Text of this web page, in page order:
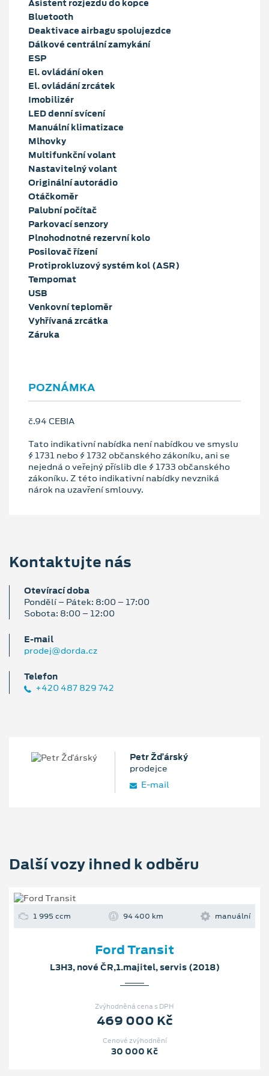
Asistent rozjezdu do kopce
Bluetooth
Deaktivace airbagu spolujezdce
Dálkové centrální zamykání
ESP
El. ovládání oken
El. ovládání zrcátek
Imobilizér
LED denní svícení
Manuální klimatizace
Mlhovky
Multifunkční volant
Nastavitelný volant
Originální autorádio
Otáčkoměr
Palubní počítač
Parkovací senzory
Plnohodnotné rezervní kolo
Posilovač řízení
Protiprokluzový systém kol (ASR)
Tempomat
USB
Venkovní teploměr
Vyhřívaná zrcátka
Záruka
POZNÁMKA
č.94 CEBIA
Tato indikativní nabídka není nabídkou ve smyslu
§ 1731 nebo § 1732 občanského zákoníku, ani se
nejedná o veřejný příslib dle § 1733 občanského
zákoníku. Z této indikativní nabídky nevzniká
nárok na uzavření smlouvy.
Kontaktujte nás
Otevírací doba
Pondělí – Pátek: 8:00 – 17:00
Sobota: 8:00 – 12:00
E‑mail
prodej@dorda.cz
Telefon
+420 487 829 742
Petr Žďárský
prodejce
E‑mail
Další vozy ihned k odběru
1 995 ccm 94 400 km manuální
Ford Transit
L3H3, nové ČR,1.majitel, servis (2018)
Zvýhodněná cena s DPH
469 000 Kč
Cenové zvýhodnění
30 000 Kč